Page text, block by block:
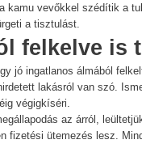
kamu vevőkkel szédítik a
a tisztulást.
felkelve is
jó ingatlanos álmából
lakásról van szó.
végigkíséri.
az árról,
fizetési ütemezés lesz.